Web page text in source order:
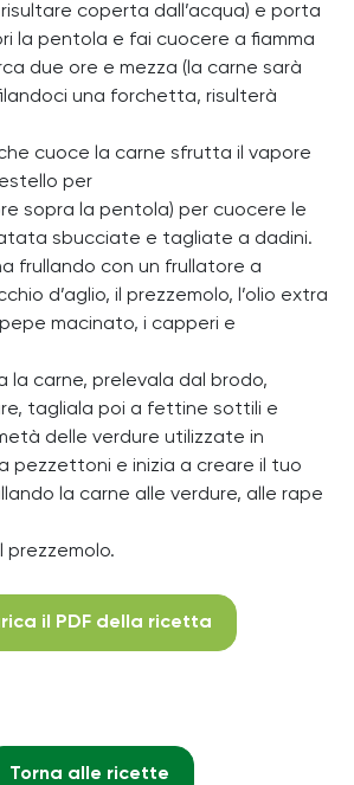
coperta dall’acqua) e porta
la pentola e fai cuocere a fiamma
due ore e mezza (la carne sarà
una forchetta, risulterà
cuoce la carne sfrutta il vapore
per
sopra la pentola) per cuocere le
sbucciate e tagliate a dadini.
frullando con un frullatore a
d’aglio, il prezzemolo, l’olio extra
macinato, i capperi e
la carne, prelevala dal brodo,
tagliala poi a fettine sottili e
delle verdure utilizzate in
pezzettoni e inizia a creare il tuo
la carne alle verdure, alle rape
prezzemolo.
il PDF della ricetta
Torna alle ricette